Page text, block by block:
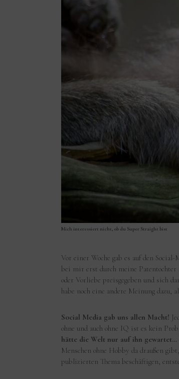
Mich interessiert nicht, ob du Super Straight bist
Vor einer Woche gab es auf den
bei mir erst durch meine
oder Vorliebe preisgegeben und sich
habe noch eine andere Meinung
Social Media gab uns allen Macht!
ohne und auch ohne IQ ist es kein
hätte die Welt nur auf ihn gewartet…
Menschen ohne Hobby da draußen
publizierten Thema beschäftigen,